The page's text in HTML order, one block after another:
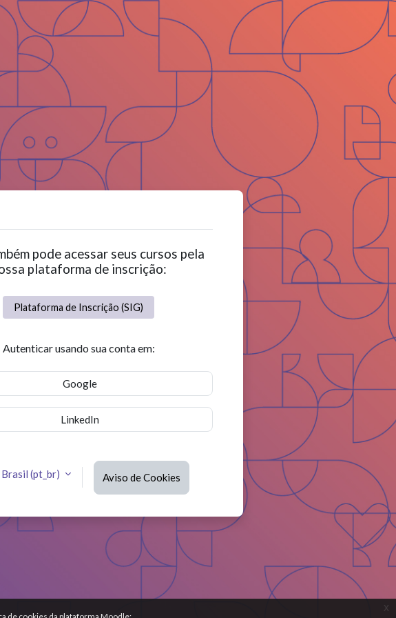
x
pode acessar seus cursos pela
plataforma de inscrição:
Plataforma de Inscrição (SIG)
Autenticar usando sua conta em:
Google
LinkedIn
‎(pt_br)‎ Aviso de Cookies